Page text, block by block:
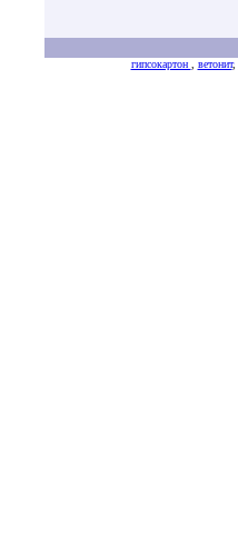
гипсокартон ветонит,